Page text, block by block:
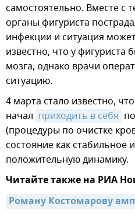
самостоятельно. Вместе с
органы фигуриста
инфекции и ситуация
известно, что у фигуриста
мозга, однако врачи
ситуацию.
4 марта стало известно,
начал приходить в себя
(процедуры по очистке
состояние как
положительную динамику.
Читайте также на РИА
Роману Костомарову